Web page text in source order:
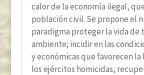
calor de la economía ilegal,
población civil. Se propone el
paradigma proteger la vida de
ambiente; incidir en las
y económicas que favorecen
los ejércitos homicidas,